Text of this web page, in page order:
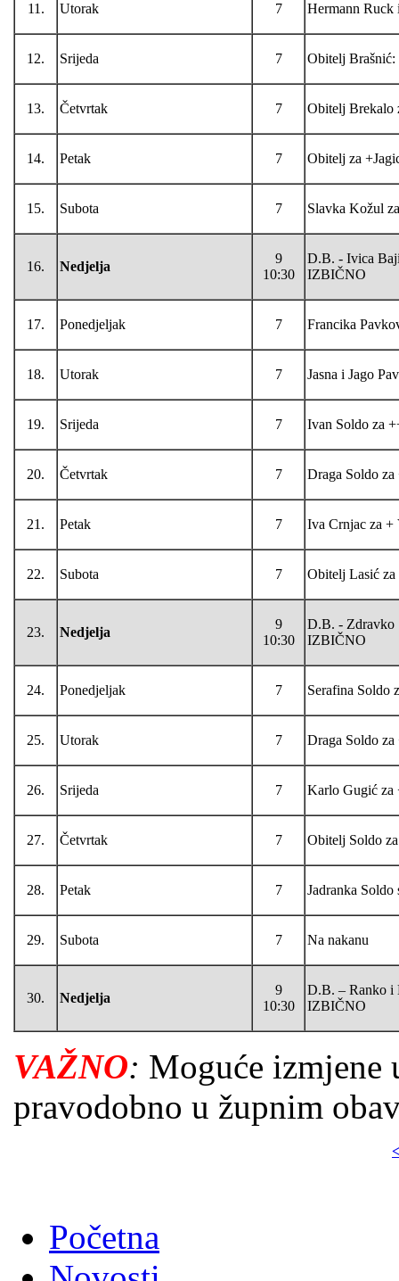
11. Utorak 7 Hermann Ruck
12. Srijeda 7 Obitelj
13. Četvrtak 7 Obitelj
14. Petak 7 Obitelj za
15. Subota 7 Slavka Kožul
16. Nedjelja
9
10:30
D.B. - Ivica
IZBIČNO
17. Ponedjeljak 7 Francika
18. Utorak 7 Jasna i Jago
19. Srijeda 7 Ivan Soldo za
20. Četvrtak 7 Draga Soldo
21. Petak 7 Iva Crnjac za +
22. Subota 7 Obitelj Lasić
23. Nedjelja
9
10:30
D.B. - Zdravko
IZBIČNO
24. Ponedjeljak 7 Serafina Soldo
25. Utorak 7 Draga Soldo
26. Srijeda 7 Karlo Gugić za
27. Četvrtak 7 Obitelj Soldo
28. Petak 7 Jadranka
29. Subota 7 Na nakanu
30. Nedjelja
9
10:30
D.B. – Ranko i
IZBIČNO
VAŽNO: Moguće izmjene
pravodobno u župnim
Početna